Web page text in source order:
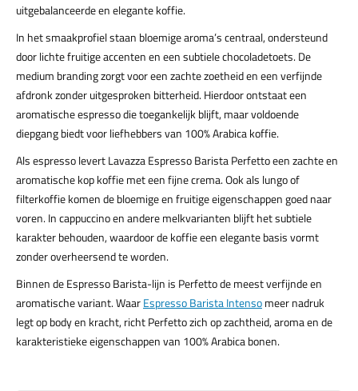
uitgebalanceerde en elegante koffie.
In het smaakprofiel staan bloemige aroma’s centraal, ondersteund
door lichte fruitige accenten en een subtiele chocoladetoets. De
medium branding zorgt voor een zachte zoetheid en een verfijnde
afdronk zonder uitgesproken bitterheid. Hierdoor ontstaat een
aromatische espresso die toegankelijk blijft, maar voldoende
diepgang biedt voor liefhebbers van 100% Arabica koffie.
Als espresso levert Lavazza Espresso Barista Perfetto een zachte en
aromatische kop koffie met een fijne crema. Ook als lungo of
filterkoffie komen de bloemige en fruitige eigenschappen goed naar
voren. In cappuccino en andere melkvarianten blijft het subtiele
karakter behouden, waardoor de koffie een elegante basis vormt
zonder overheersend te worden.
Binnen de Espresso Barista-lijn is Perfetto de meest verfijnde en
aromatische variant. WaarEspresso Barista Intensomeer nadruk
legt op body en kracht, richt Perfetto zich op zachtheid, aroma en de
karakteristieke eigenschappen van 100% Arabica bonen.